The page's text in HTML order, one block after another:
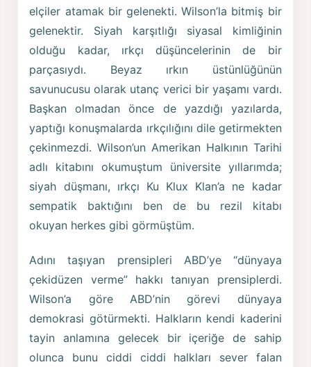
elçiler atamak bir gelenekti. Wilson’la bitmiş bir
gelenektir. Siyah karşıtlığı siyasal kimliğinin
olduğu kadar, ırkçı düşüncelerinin de bir
parçasıydı. Beyaz ırkın üstünlüğünün
savunucusu olarak utanç verici bir yaşamı vardı.
Başkan olmadan önce de yazdığı yazılarda,
yaptığı konuşmalarda ırkçılığını dile getirmekten
çekinmezdi. Wilson’un Amerikan Halkının Tarihi
adlı kitabını okumuştum üniversite yıllarımda;
siyah düşmanı, ırkçı Ku Klux Klan’a ne kadar
sempatik baktığını ben de bu rezil kitabı
okuyan herkes gibi görmüştüm.
Adını taşıyan prensipleri ABD’ye “dünyaya
çekidüzen verme” hakkı tanıyan prensiplerdi.
Wilson’a göre ABD’nin görevi dünyaya
demokrasi götürmekti. Halkların kendi kaderini
tayin anlamına gelecek bir içeriğe de sahip
olunca bunu ciddi ciddi halkları sever falan